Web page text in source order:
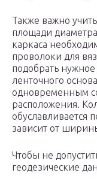
Также важно
площади
каркаса
проволоки для
подобрать нужное
ленточного
одновременным
расположения.
обуславливается
зависит от
Чтобы не
геодезические